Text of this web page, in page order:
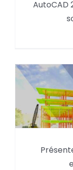
AutoCAD